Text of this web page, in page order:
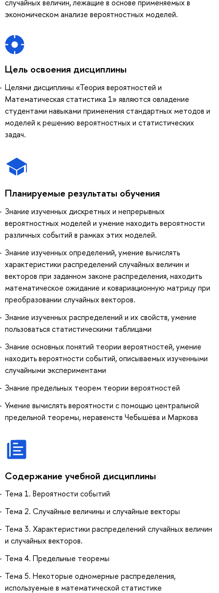
случайных величин, лежащие в основе применяемых в
экономическом анализе вероятностных моделей.
Цель освоения дисциплины
Целями дисциплины «Теория вероятностей и
Математическая статистика 1» являются овладение
студентами навыками применения стандартных методов и
моделей к решению вероятностных и статистических
задач.
Планируемые результаты обучения
Знание изученных дискретных и непрерывных
вероятностных моделей и умение находить вероятности
различных событий в рамках этих моделей.
Знание изученных определений, умение вычислять
характеристики распределений случайных величин и
векторов при заданном законе распределения, находить
математическое ожидание и ковариационную матрицу при
преобразовании случайных векторов.
Знание изученных распределений и их свойств, умение
пользоваться статистическими таблицами
Знание основных понятий теории вероятностей, умение
находить вероятности событий, описываемых изученными
случайными экспериментами
Знание предельных теорем теории вероятностей
Умение вычислять вероятности с помощью центральной
предельной теоремы, неравенств Чебышёва и Маркова
Содержание учебной дисциплины
Тема 1. Вероятности событий
Тема 2. Случайные величины и случайные векторы
Тема 3. Характеристики распределений случайных величин
и случайных векторов.
Тема 4. Предельные теоремы
Тема 5. Некоторые одномерные распределения,
используемые в математической статистике